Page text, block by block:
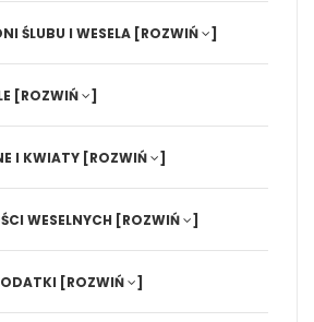
ŚLUBU I WESELA [ROZWIŃ ]
[ROZWIŃ ]
I KWIATY [ROZWIŃ ]
WESELNYCH [ROZWIŃ ]
[ROZWIŃ ]